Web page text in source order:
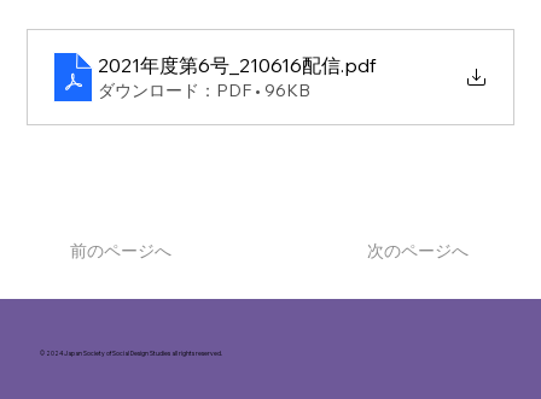
2021年度第6号_210616配信.pdf
ダウンロード：PDF • 96KB
次のページへ
前のページへ
© 2024 Japan Society of Social Design Studies all rights reserved.